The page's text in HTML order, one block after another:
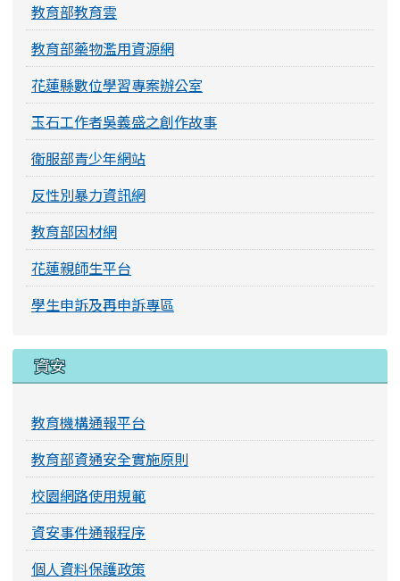
教育部教育雲
教育部藥物濫用資源網
花蓮縣數位學習專案辦公室
玉石工作者吳義盛之創作故事
衛服部青少年網站
反性別暴力資訊網
教育部因材網
花蓮親師生平台
學生申訴及再申訴專區
資安
教育機構通報平台
教育部資通安全實施原則
校園網路使用規範
資安事件通報程序
個人資料保護政策